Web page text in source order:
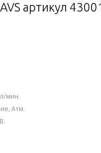
артикул
мин.
Атм.